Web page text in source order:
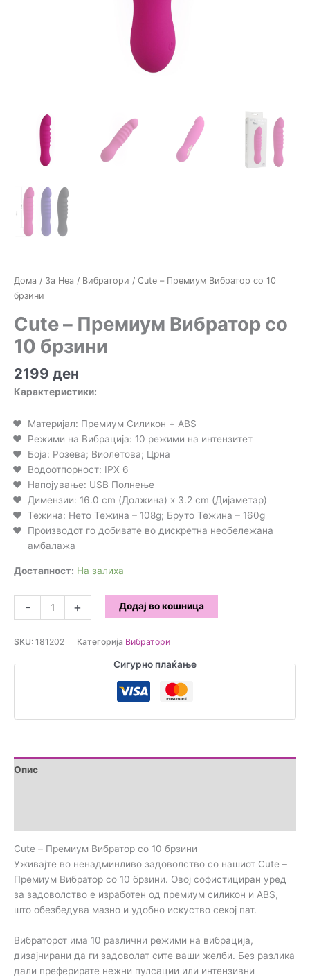
Дома / За Неа / Вибратори / Cute – Премиум Вибратор со 10
брзини
Cute – Премиум Вибратор со
10 брзини
2199 ден
Карактеристики:
Материјал: Премиум Силикон + ABS
Режими на Вибрација: 10 режими на интензитет
Боја: Розева; Виолетова; Црна
Водоотпорност: IPX 6
Напојување: USB Полнење
Димензии: 16.0 cm (Должина) x 3.2 cm (Дијаметар)
Тежина: Нето Тежина – 108g; Бруто Тежина – 160g
Производот го добивате во дискретна необележана
амбалажа
Достапност: На залиха
-
-
Премиум
Вибратор
со
+ Додај во кошница
SKU: 181202 Категорија Вибратори
Сигурно плаќање
Опис
Cute – Премиум Вибратор со 10 брзини
Уживајте во ненадминливо задоволство со нашиот Cute –
Премиум Вибратор со 10 брзини. Овој софистициран уред
за задоволство е изработен од премиум силикон и ABS,
што обезбедува мазно и удобно искуство секој пат.
Вибраторот има 10 различни режими на вибрација,
дизајнирани да ги задоволат сите ваши желби. Без разлика
дали преферирате нежни пулсации или интензивни